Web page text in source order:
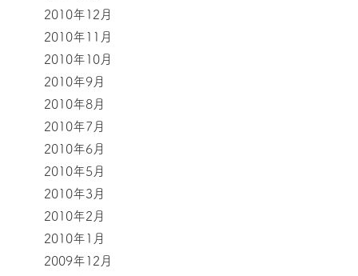
2010年12月
2010年11月
2010年10月
2010年9月
2010年8月
2010年7月
2010年6月
2010年5月
2010年3月
2010年2月
2010年1月
2009年12月